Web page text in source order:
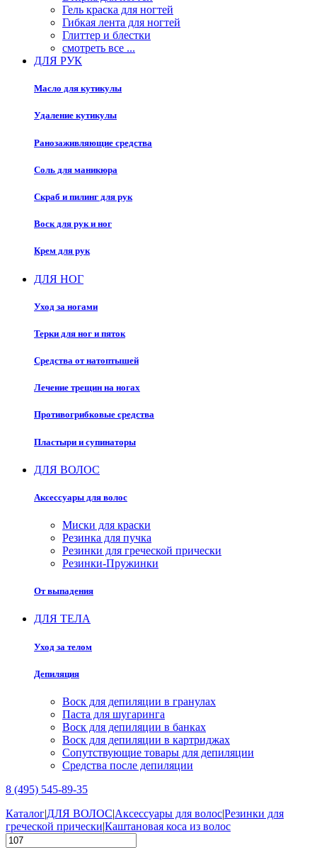
Гель краска для ногтей
Гибкая лента для ногтей
Глиттер и блестки
смотреть все ...
ДЛЯ РУК
Масло для кутикулы
Удаление кутикулы
Ранозаживляющие средства
Соль для маникюра
Скраб и пилинг для рук
Воск для рук и ног
Крем для рук
ДЛЯ НОГ
Уход за ногами
Терки для ног и пяток
Средства от натоптышей
Лечение трещин на ногах
Противогрибковые средства
Пластыри и супинаторы
ДЛЯ ВОЛОС
Аксессуары для волос
Миски для краски
Резинка для пучка
Резинки для греческой прически
Резинки-Пружинки
От выпадения
ДЛЯ ТЕЛА
Уход за телом
Депиляция
Воск для депиляции в гранулах
Паста для шугаринга
Воск для депиляции в банках
Воск для депиляции в картриджах
Сопутствующие товары для депиляции
Средства после депиляции
8 (495) 545-89-35
Каталог|ДЛЯ ВОЛОС|Аксессуары для волос|Резинки для
греческой прически|Каштановая коса из волос